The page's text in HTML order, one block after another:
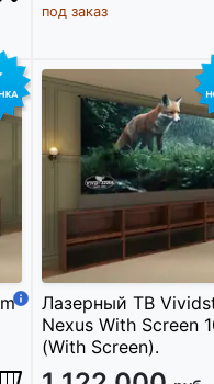
под заказ
Лазерный ТВ
Nexus With Screen
(With Screen).